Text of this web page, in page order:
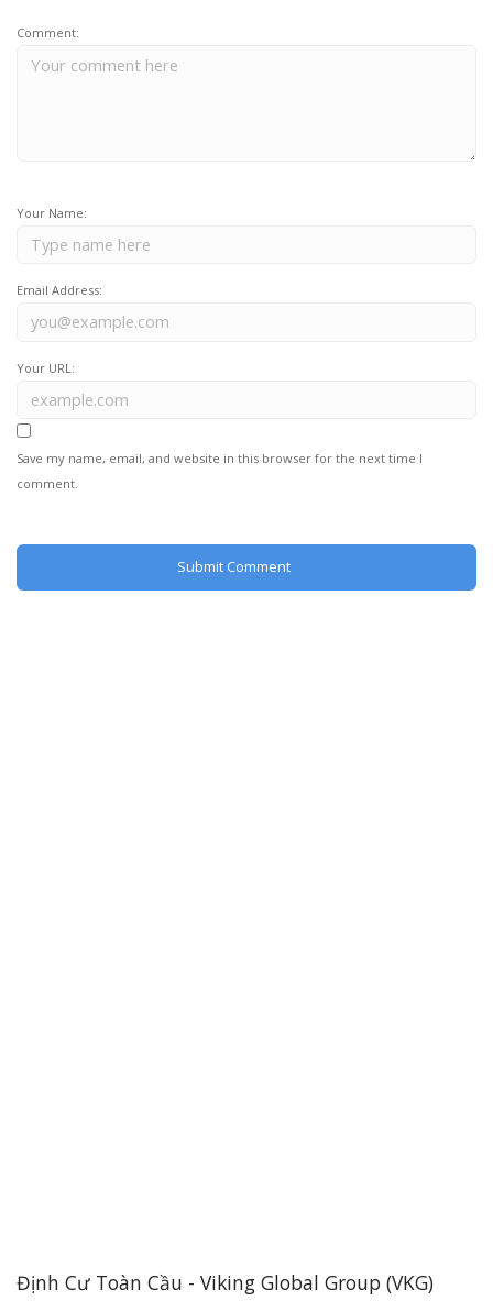
Comment:
Your Name:
Email Address:
Your URL:
Save my name, email, and website in this browser for the next time I
comment.
Định Cư Toàn Cầu - Viking Global Group (VKG)